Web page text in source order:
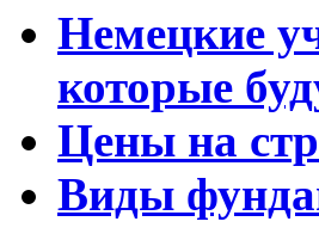
Немецкие
которые
Цены на
Виды